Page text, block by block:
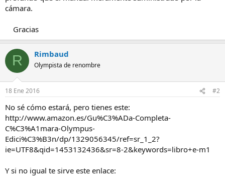
m
cámara.
Gracias
R Rimbaud
Olympista de renombre
18 Ene 2016 #2
No sé cómo estará, pero tienes este:
http://www.amazon.es/Gu%C3%ADa-Completa-
C%C3%A1mara-Olympus-
Edici%C3%B3n/dp/1329056345/ref=sr_1_2?
ie=UTF8&qid=1453132436&sr=8-2&keywords=libro+e-m1
Y si no igual te sirve este enlace: